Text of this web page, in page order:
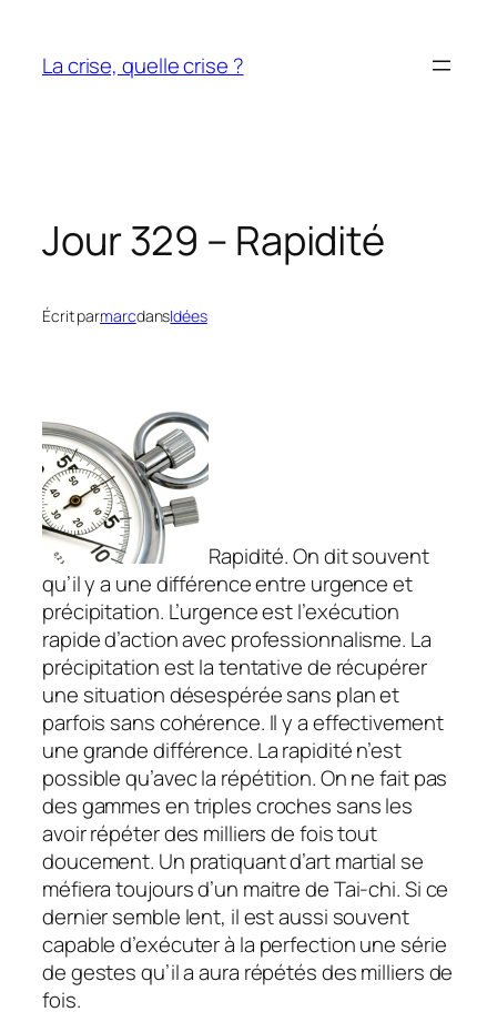
contenu
La crise, quelle crise ?
Jour 329 – Rapidité
Écrit parmarcdansIdées
Rapidité. On dit souvent
qu’il y a une différence entre urgence et
précipitation. L’urgence est l’exécution
rapide d’action avec professionnalisme. La
précipitation est la tentative de récupérer
une situation désespérée sans plan et
parfois sans cohérence. Il y a effectivement
une grande différence. La rapidité n’est
possible qu’avec la répétition. On ne fait pas
des gammes en triples croches sans les
avoir répéter des milliers de fois tout
doucement. Un pratiquant d’art martial se
méfiera toujours d’un maitre de Tai-chi. Si ce
dernier semble lent, il est aussi souvent
capable d’exécuter à la perfection une série
de gestes qu’il a aura répétés des milliers de
fois.